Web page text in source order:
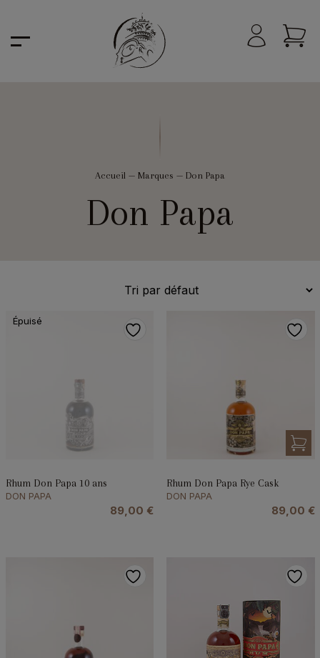
Accueil — Marques — Don Papa
Don Papa
Épuisé
Rhum Don Papa 10 ans
DON PAPA
89,00 €
Rhum Don Papa Rye Cask
DON PAPA
89,00 €